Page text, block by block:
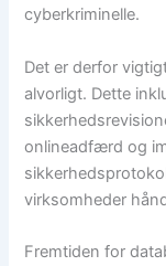
cyberkriminelle.
Det er derfor
alvorligt. Dette
onlineadfærd og
virksomheder
Fremtiden for